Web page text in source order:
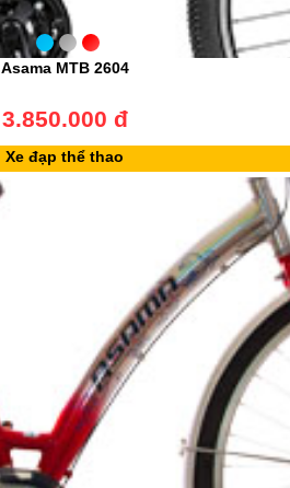
Asama MTB 2604
3.850.000 đ
Xe đạp thể thao